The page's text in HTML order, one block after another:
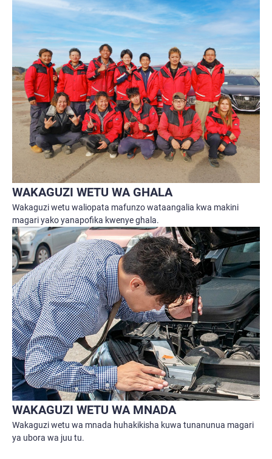
WAKAGUZI WETU WA GHALA
Wakaguzi wetu waliopata mafunzo wataangalia kwa makini
magari yako yanapofika kwenye ghala.
WAKAGUZI WETU WA MNADA
Wakaguzi wetu wa mnada huhakikisha kuwa tunanunua magari
ya ubora wa juu tu.